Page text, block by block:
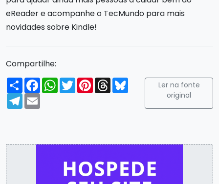
eReader e acompanhe o TecMundo para mais
novidades sobre Kindle!
Compartilhe:
Compartilhar
FacebookWhatsApp
TwitterPinterest
ThreadsBluesky
Telegram
Email
Ler na fonte
original